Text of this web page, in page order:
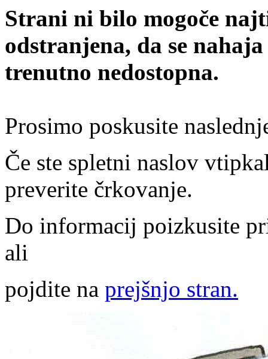
Strani ni bilo mogoče
odstranjena, da se
trenutno nedostopna.
Prosimo poskusite
Če ste spletni naslov
preverite črkovanje.
Do informacij poizkusite
ali
pojdite na prejšnjo stran.